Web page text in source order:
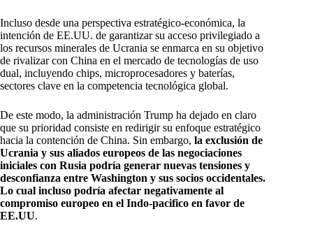
Incluso desde una perspectiva estratégico-económica, la
intención de EE.UU. de garantizar su acceso privilegiado a
los recursos minerales de Ucrania se enmarca en su objetivo
de rivalizar con China en el mercado de tecnologías de uso
dual, incluyendo chips, microprocesadores y baterías,
sectores clave en la competencia tecnológica global.
De este modo, la administración Trump ha dejado en claro
que su prioridad consiste en redirigir su enfoque estratégico
hacia la contención de China. Sin embargo, la exclusión de
Ucrania y sus aliados europeos de las negociaciones
iniciales con Rusia podría generar nuevas tensiones y
desconfianza entre Washington y sus socios occidentales.
Lo cual incluso podría afectar negativamente al
compromiso europeo en el Indo-pacifico en favor de
EE.UU.